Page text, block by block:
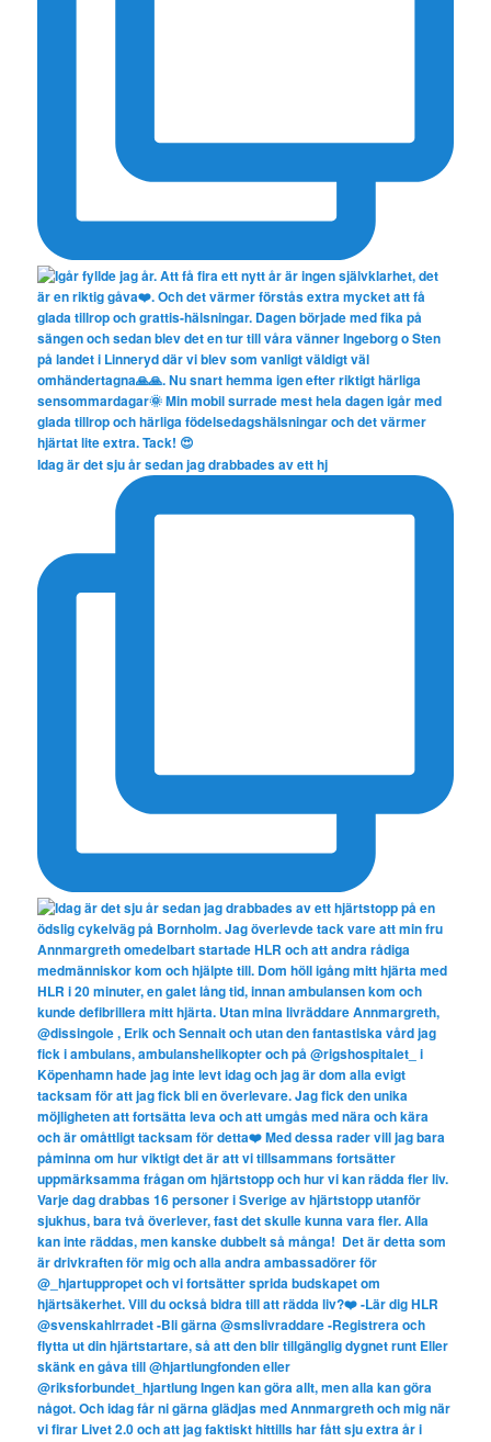
Idag är det sju år sedan jag drabbades av ett hj